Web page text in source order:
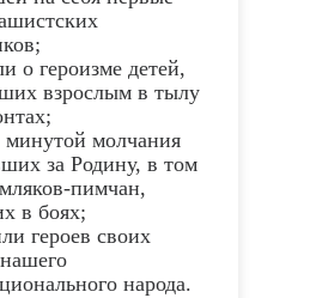
о героизме детей,
взрослым в тылу
минутой молчания
за Родину, в том
в боях;
героев своих
народа.